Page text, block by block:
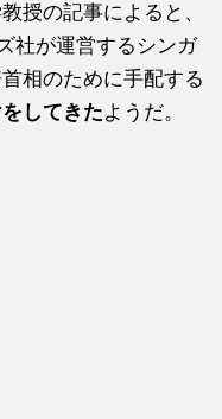
授の記事によると、
社が運営するシンガ
相のために手配する
してきたようだ。